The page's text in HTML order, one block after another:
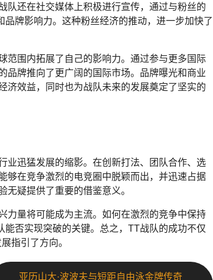
队还在社交媒体上积极进行宣传，通过与粉丝的
牌影响力。这种粉丝经济的推动，进一步加快了
范围内拓展了自己的影响力。通过参与更多国际
品牌推向了更广阔的国际市场。品牌曝光和商业
济效益，同时也为战队未来的发展奠定了坚实的
业迅猛发展的缩影。在创新打法、团队合作、选
够在竞争激烈的电竞圈中脱颖而出，并迅速占据
疑提供了重要的借鉴意义。
力量将可能成为主流。如何在激烈的竞争中保持
否实现突破的关键。总之，TT战队的成功不仅
指引了方向。
亚历山大·波波夫与短距自由泳金牌传奇